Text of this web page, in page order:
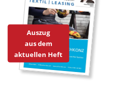
Auszug
aus dem
aktuellen Heft